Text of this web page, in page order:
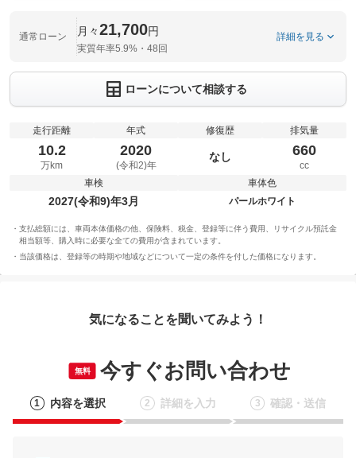
通常ローン 月々21,700円
実質年率5.9%・48回
詳細を見る
ローンについて相談する
走行距離
10.2
万km
年式
2020
(令和2)年
修復歴
なし
排気量
660
cc
車検
2027(令和9)年3月
車体色
パールホワイト
支払総額には、車両本体価格の他、保険料、税金、登録等に伴う費用、リサイクル預託金
相当額等、購入時に必要な全ての費用が含まれています。
当該価格は、登録等の時期や地域などについて一定の条件を付した価格になります。
気になることを聞いてみよう！
無料 今すぐお問い合わせ
1 内容を選択 2 詳細を入力 3 確認・送信